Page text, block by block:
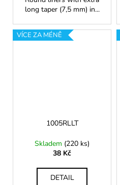
long taper (7,5 mm) in...
VÍCE ZA MÉNĚ
1005RLLT
Skladem (220 ks)
38 Kč
DETAIL